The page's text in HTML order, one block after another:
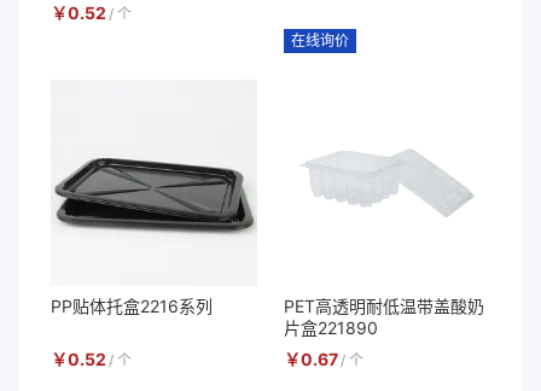
￥0.52 / 个
在线询价
PP贴体托盒2216系列
￥0.52 / 个
PET高透明耐低温带盖酸奶
片盒221890
￥0.67 / 个